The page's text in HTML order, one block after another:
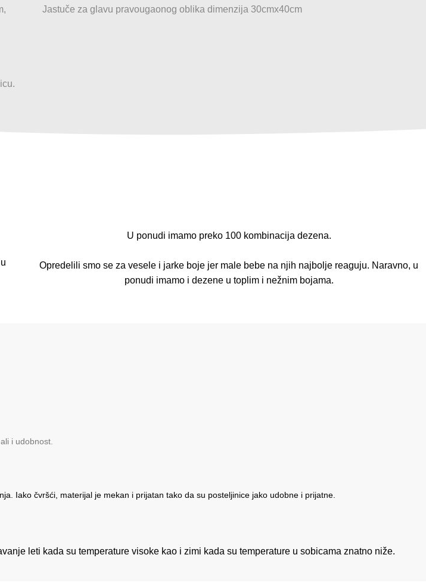
Jastuče za glavu pravougaonog oblika dimenzija 30cmx40cm
U ponudi imamo preko 100 kombinacija dezena.
Opredelili smo se za vesele i jarke boje jer male bebe na njih najbolje reaguju. Naravno, u
ponudi imamo i dezene u toplim i nežnim bojama.
i udobnost.
Iako čvršći, materijal je mekan i prijatan tako da su posteljinice jako udobne i prijatne.
leti kada su temperature visoke kao i zimi kada su temperature u sobicama znatno niže.